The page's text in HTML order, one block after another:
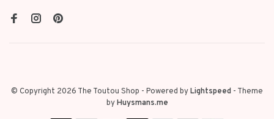
© Copyright 2026 The Toutou Shop - Powered byLightspeed - Theme
byHuysmans.me